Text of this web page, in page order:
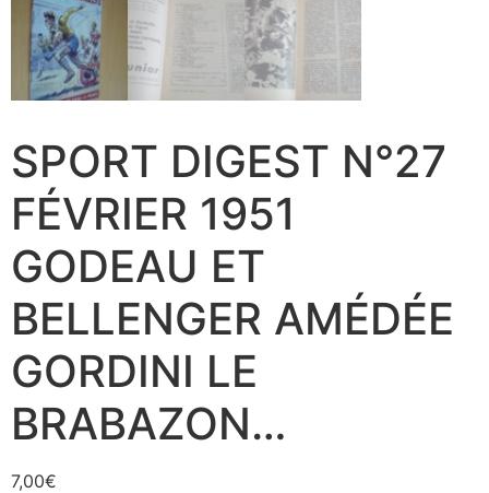
SPORT DIGEST N°27
FÉVRIER 1951
GODEAU ET
BELLENGER AMÉDÉE
GORDINI LE
BRABAZON…
7,00€